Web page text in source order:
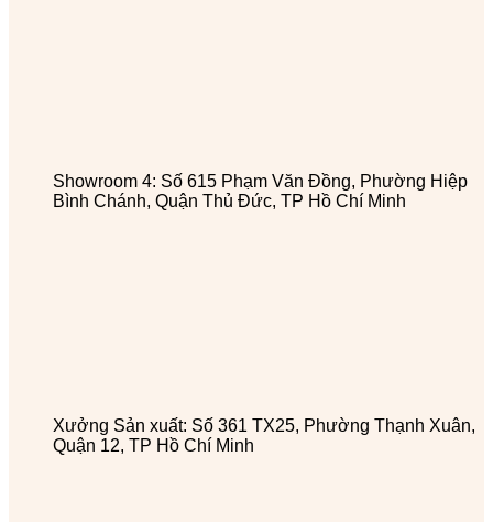
Showroom 4: Số 615 Phạm Văn Đồng, Phường Hiệp
Bình Chánh, Quận Thủ Đức, TP Hồ Chí Minh
Xưởng Sản xuất: Số 361 TX25, Phường Thạnh Xuân,
Quận 12, TP Hồ Chí Minh